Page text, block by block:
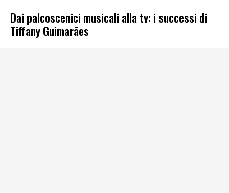
Dai palcoscenici musicali alla tv: i successi di
Tiffany Guimarães